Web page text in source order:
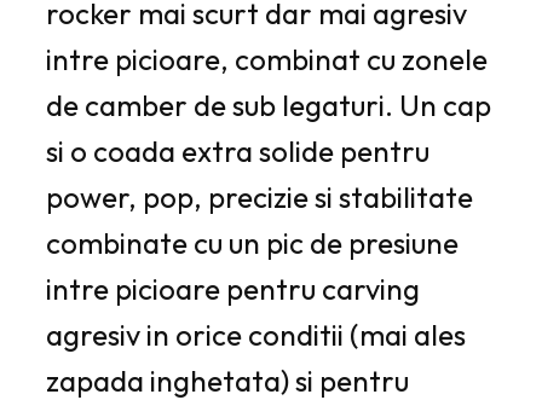
rocker mai scurt dar mai agresiv
intre picioare, combinat cu zonele
de camber de sub legaturi. Un cap
si o coada extra solide pentru
power, pop, precizie si stabilitate
combinate cu un pic de presiune
intre picioare pentru carving
agresiv in orice conditii (mai ales
zapada inghetata) si pentru